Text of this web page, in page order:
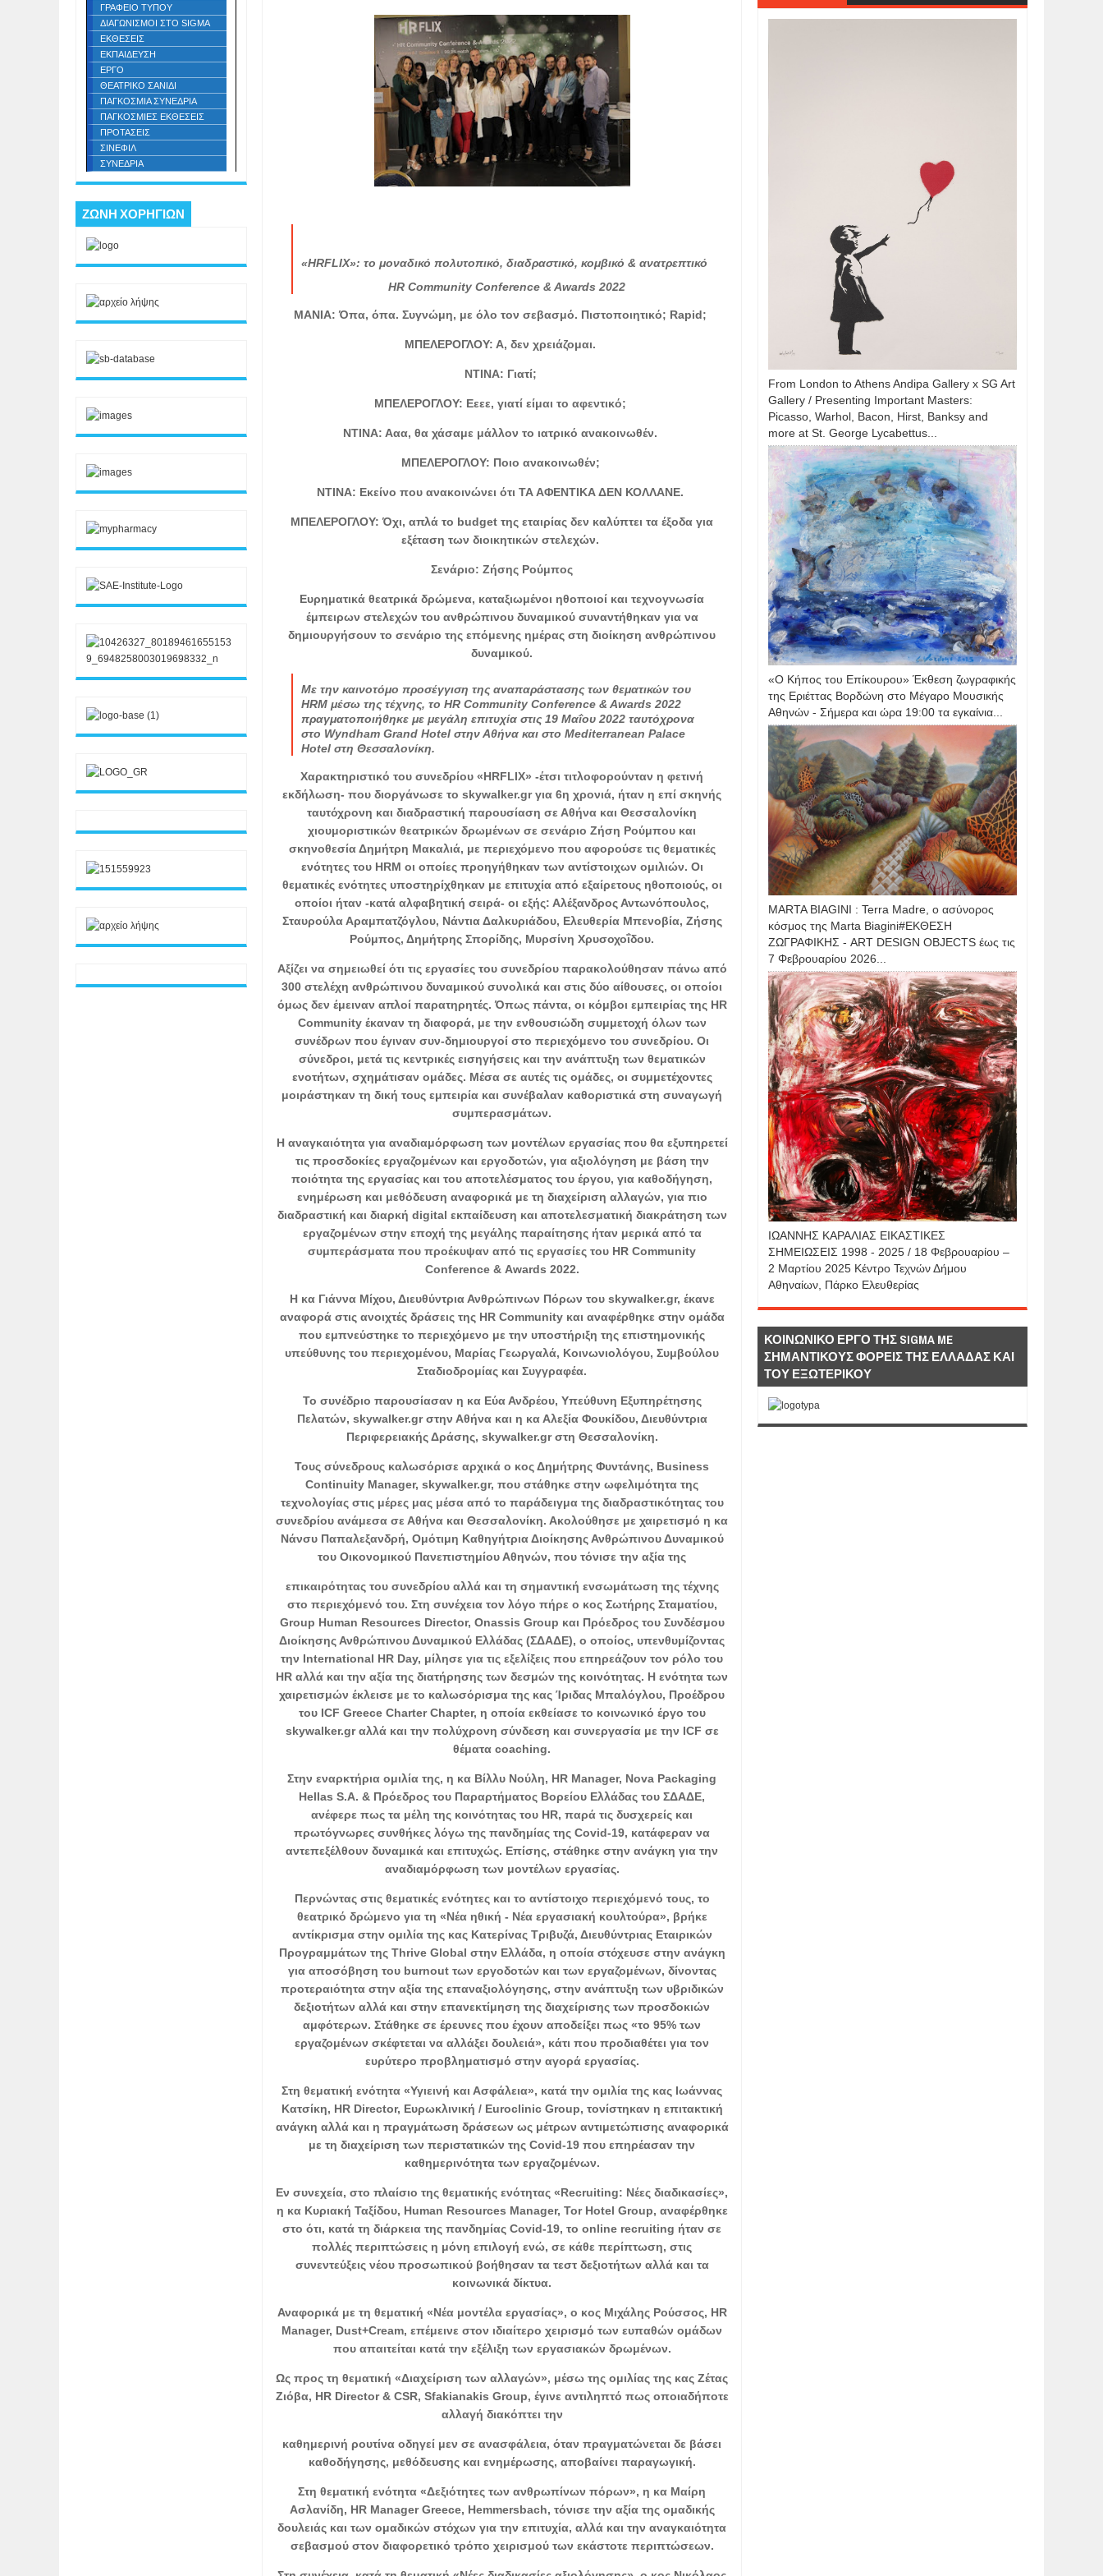
«HRFLIX»: τo μοναδικό πολυτοπικό, διαδραστικό, κομβικό & ανατρεπτικό
HR Community Conference & Awards 2022
ΜΑΝΙΑ: Όπα, όπα. Συγνώμη, με όλο τον σεβασμό. Πιστοποιητικό; Rapid;
ΜΠΕΛΕΡΟΓΛΟΥ: Α, δεν χρειάζομαι.
ΝΤΙΝΑ: Γιατί;
ΜΠΕΛΕΡΟΓΛΟΥ: Εεεε, γιατί είμαι το αφεντικό;
ΝΤΙΝΑ: Ααα, θα χάσαμε μάλλον το ιατρικό ανακοινωθέν.
ΜΠΕΛΕΡΟΓΛΟΥ: Ποιο ανακοινωθέν;
ΝΤΙΝΑ: Εκείνο που ανακοινώνει ότι ΤΑ ΑΦΕΝΤΙΚΑ ΔΕΝ ΚΟΛΛΑΝΕ.
ΜΠΕΛΕΡΟΓΛΟΥ: Όχι, απλά το budget της εταιρίας δεν καλύπτει τα έξοδα για
εξέταση των διοικητικών στελεχών.
Σενάριο: Ζήσης Ρούμπος
Ευρηματικά θεατρικά δρώμενα, καταξιωμένοι ηθοποιοί και τεχνογνωσία
έμπειρων στελεχών του ανθρώπινου δυναμικού συναντήθηκαν για να
δημιουργήσουν το σενάριο της επόμενης ημέρας στη διοίκηση ανθρώπινου
δυναμικού.
Με την καινοτόμο προσέγγιση της αναπαράστασης των θεματικών του
HRM μέσω της τέχνης, το HR Community Conference & Awards 2022
πραγματοποιήθηκε με μεγάλη επιτυχία στις19 Μαΐου 2022 ταυτόχρονα
στο Wyndham Grand Ηotel στην Αθήνα και στο Mediterranean Palace
Hotel στη Θεσσαλονίκη.
Χαρακτηριστικό του συνεδρίου «HRFLIX» -έτσι τιτλοφορούνταν η φετινή
εκδήλωση- που διοργάνωσε το skywalker.gr για 6η χρονιά, ήταν η επί σκηνής
ταυτόχρονη και διαδραστική παρουσίαση σε Αθήνα και Θεσσαλονίκη
χιουμοριστικών θεατρικών δρωμένων σε σενάριο Ζήση Ρούμπου και
σκηνοθεσία Δημήτρη Μακαλιά, με περιεχόμενο που αφορούσε τις θεματικές
ενότητες του HRM οι οποίες προηγήθηκαν των αντίστοιχων ομιλιών. Οι
θεματικές ενότητες υποστηρίχθηκαν με επιτυχία από εξαίρετους ηθοποιούς, οι
οποίοι ήταν -κατά αλφαβητική σειρά- οι εξής: Αλέξανδρος Αντωνόπουλος,
Σταυρούλα Αραμπατζόγλου, Νάντια Δαλκυριάδου, Ελευθερία Μπενοβία, Ζήσης
Ρούμπος, Δημήτρης Σπορίδης, Μυρσίνη Χρυσοχοΐδου.
Αξίζει να σημειωθεί ότι τις εργασίες του συνεδρίου παρακολούθησαν πάνω από
300 στελέχη ανθρώπινου δυναμικού συνολικά και στις δύο αίθουσες, οι οποίοι
όμως δεν έμειναν απλοί παρατηρητές. Όπως πάντα, οι κόμβοι εμπειρίας της HR
Community έκαναν τη διαφορά, με την ενθουσιώδη συμμετοχή όλων των
συνέδρων που έγιναν συν-δημιουργοί στο περιεχόμενο του συνεδρίου. Οι
σύνεδροι, μετά τις κεντρικές εισηγήσεις και την ανάπτυξη των θεματικών
ενοτήτων, σχημάτισαν ομάδες. Μέσα σε αυτές τις ομάδες, οι συμμετέχοντες
μοιράστηκαν τη δική τους εμπειρία και συνέβαλαν καθοριστικά στη συναγωγή
συμπερασμάτων.
Η αναγκαιότητα για αναδιαμόρφωση των μοντέλων εργασίας που θα εξυπηρετεί
τις προσδοκίες εργαζομένων και εργοδοτών, για αξιολόγηση με βάση την
ποιότητα της εργασίας και του αποτελέσματος του έργου, για καθοδήγηση,
ενημέρωση και μεθόδευση αναφορικά με τη διαχείριση αλλαγών, για πιο
διαδραστική και διαρκή digital εκπαίδευση και αποτελεσματική διακράτηση των
εργαζομένων στην εποχή της μεγάλης παραίτησης ήταν μερικά από τα
συμπεράσματα που προέκυψαν από τις εργασίες του HR Community
Conference & Αwards 2022.
Η κα Γιάννα Μίχου, Διευθύντρια Ανθρώπινων Πόρων του skywalker.gr, έκανε
αναφορά στις ανοιχτές δράσεις της HR Community και αναφέρθηκε στην ομάδα
που εμπνεύστηκε το περιεχόμενο με την υποστήριξη της επιστημονικής
υπεύθυνης του περιεχομένου, Μαρίας Γεωργαλά, Κοινωνιολόγου, Συμβούλου
Σταδιοδρομίας και Συγγραφέα.
Το συνέδριο παρουσίασαν η κα Εύα Ανδρέου, Υπεύθυνη Εξυπηρέτησης
Πελατών, skywalker.gr στην Αθήνα και η κα Αλεξία Φουκίδου, Διευθύντρια
Περιφερειακής Δράσης, skywalker.gr στη Θεσσαλονίκη.
Τους σύνεδρους καλωσόρισε αρχικά ο κος Δημήτρης Φυντάνης, Business
Continuity Manager, skywalker.gr, που στάθηκε στην ωφελιμότητα της
τεχνολογίας στις μέρες μας μέσα από το παράδειγμα της διαδραστικότητας του
συνεδρίου ανάμεσα σε Αθήνα και Θεσσαλονίκη. Ακολούθησε με χαιρετισμό η κα
Νάνσυ Παπαλεξανδρή, Ομότιμη Καθηγήτρια Διοίκησης Ανθρώπινου Δυναμικού
του Οικονομικού Πανεπιστημίου Αθηνών, που τόνισε την αξία της
επικαιρότητας του συνεδρίου αλλά και τη σημαντική ενσωμάτωση της τέχνης
στο περιεχόμενό του. Στη συνέχεια τον λόγο πήρε ο κος Σωτήρης Σταματίου,
Group Human Resources Director, Onassis Group και Πρόεδρος του Συνδέσμου
Διοίκησης Ανθρώπινου Δυναμικού Ελλάδας (ΣΔΑΔΕ), ο οποίος, υπενθυμίζοντας
την International HR Day, μίλησε για τις εξελίξεις που επηρεάζουν τον ρόλο του
HR αλλά και την αξία της διατήρησης των δεσμών της κοινότητας. Η ενότητα των
χαιρετισμών έκλεισε με το καλωσόρισμα της κας Ίριδας Μπαλόγλου, Προέδρου
του ICF Greece Charter Chapter, η οποία εκθείασε το κοινωνικό έργο του
skywalker.gr αλλά και την πολύχρονη σύνδεση και συνεργασία με την ICF σε
θέματα coaching.
Στην εναρκτήρια ομιλία της, η κα Βίλλυ Νούλη, HR Manager, Nova Packaging
Hellas S.A. & Πρόεδρος του Παραρτήματος Βορείου Ελλάδας του ΣΔΑΔΕ,
ανέφερε πως τα μέλη της κοινότητας του HR, παρά τις δυσχερείς και
πρωτόγνωρες συνθήκες λόγω της πανδημίας της Covid-19, κατάφεραν να
αντεπεξέλθουν δυναμικά και επιτυχώς. Επίσης, στάθηκε στην ανάγκη για την
αναδιαμόρφωση των μοντέλων εργασίας.
Περνώντας στις θεματικές ενότητες και το αντίστοιχο περιεχόμενό τους, το
θεατρικό δρώμενο για τη «Νέα ηθική - Νέα εργασιακή κουλτούρα», βρήκε
αντίκρισμα στην ομιλία της κας Κατερίνας Τριβυζά, Διευθύντριας Εταιρικών
Προγραμμάτων της Thrive Global στην Ελλάδα, η οποία στόχευσε στην ανάγκη
για αποσόβηση του burnout των εργοδοτών και των εργαζομένων, δίνοντας
προτεραιότητα στην αξία της επαναξιολόγησης, στην ανάπτυξη των υβριδικών
δεξιοτήτων αλλά και στην επανεκτίμηση της διαχείρισης των προσδοκιών
αμφότερων. Στάθηκε σε έρευνες που έχουν αποδείξει πως «το 95% των
εργαζομένων σκέφτεται να αλλάξει δουλειά», κάτι που προδιαθέτει για τον
ευρύτερο προβληματισμό στην αγορά εργασίας.
Στη θεματική ενότητα «Υγιεινή και Ασφάλεια», κατά την ομιλία της κας Ιωάννας
Κατσίκη, HR Director, Ευρωκλινική / Euroclinic Group, τονίστηκαν η επιτακτική
ανάγκη αλλά και η πραγμάτωση δράσεων ως μέτρων αντιμετώπισης αναφορικά
με τη διαχείριση των περιστατικών της Covid-19 που επηρέασαν την
καθημερινότητα των εργαζομένων.
Εν συνεχεία, στο πλαίσιο της θεματικής ενότητας «Recruiting: Νέες διαδικασίες»,
η κα Κυριακή Ταξίδου, Human Resources Manager, Tor Hotel Group, αναφέρθηκε
στο ότι, κατά τη διάρκεια της πανδημίας Covid-19, το online recruiting ήταν σε
πολλές περιπτώσεις η μόνη επιλογή ενώ, σε κάθε περίπτωση, στις
συνεντεύξεις νέου προσωπικού βοήθησαν τα τεστ δεξιοτήτων αλλά και τα
κοινωνικά δίκτυα.
Αναφορικά με τη θεματική «Νέα μοντέλα εργασίας», ο κος Μιχάλης Ρούσσος, HR
Manager, Dust+Cream, επέμεινε στον ιδιαίτερο χειρισμό των ευπαθών ομάδων
που απαιτείται κατά την εξέλιξη των εργασιακών δρωμένων.
Ως προς τη θεματική «Διαχείριση των αλλαγών», μέσω της ομιλίας της κας Ζέτας
Ζιόβα, HR Director & CSR, Sfakianakis Group, έγινε αντιληπτό πως οποιαδήποτε
αλλαγή διακόπτει την
καθημερινή ρουτίνα οδηγεί μεν σε ανασφάλεια, όταν πραγματώνεται δε βάσει
καθοδήγησης, μεθόδευσης και ενημέρωσης, αποβαίνει παραγωγική.
Στη θεματική ενότητα «Δεξιότητες των ανθρωπίνων πόρων», η κα Μαίρη
Ασλανίδη, HR Manager Greece, Hemmersbach, τόνισε την αξία της ομαδικής
δουλειάς και των ομαδικών στόχων για την επιτυχία, αλλά και την αναγκαιότητα
σεβασμού στον διαφορετικό τρόπο χειρισμού των εκάστοτε περιπτώσεων.
ΓΡΑΦΕΙΟ ΤΥΠΟΥ
ΔΙΑΓΩΝΙΣΜΟΙ ΣΤΟ SIGMA
ΕΚΘΕΣΕΙΣ
ΕΚΠΑΙΔΕΥΣΗ
ΕΡΓΟ
ΘΕΑΤΡΙΚΟ ΣΑΝΙΔΙ
ΠΑΓΚΟΣΜΙΑ ΣΥΝΕΔΡΙΑ
ΠΑΓΚΟΣΜΙΕΣ ΕΚΘΕΣΕΙΣ
ΠΡΟΤΑΣΕΙΣ
ΣΙΝΕΦΙΛ
ΣΥΝΕΔΡΙΑ
ΖΩΝΗ ΧΟΡΗΓΙΩΝ
From London to Athens Andipa Gallery x SG Art
Gallery / Presenting Important Masters:
Picasso, Warhol, Bacon, Hirst, Banksy and
more at St. George Lycabettus...
«Ο Κήπος του Επίκουρου» Έκθεση ζωγραφικής
της Εριέττας Βορδώνη στο Μέγαρο Μουσικής
Αθηνών - Σήμερα και ώρα 19:00 τα εγκαίνια...
MARTA BIAGINI : Terra Madre, ο ασύνορος
κόσμος της Marta Biagini#ΕΚΘΕΣΗ
ΖΩΓΡΑΦΙΚΗΣ - ART DESIGN OBJECTS έως τις
7 Φεβρουαρίου 2026...
IΩΑΝΝΗΣ KAΡΑΛΙΑΣ ΕΙΚΑΣΤΙΚΕΣ
ΣΗΜΕΙΩΣΕΙΣ 1998 - 2025 / 18 Φεβρουαρίου –
2 Μαρτίου 2025 Κέντρο Τεχνών Δήμου
Αθηναίων, Πάρκο Ελευθερίας
ΚΟΙΝΩΝΙΚΟ ΕΡΓΟ ΤΗΣ SIGMA ME
ΣΗΜΑΝΤΙΚΟΥΣ ΦΟΡΕΙΣ ΤΗΣ ΕΛΛΑΔΑΣ ΚΑΙ
ΤΟΥ ΕΞΩΤΕΡΙΚΟΥ